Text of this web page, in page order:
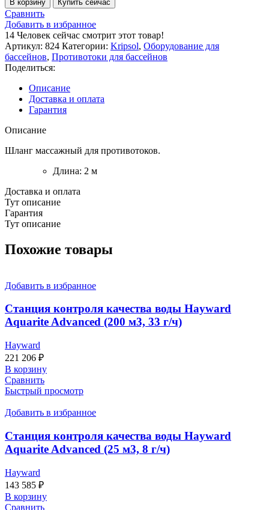
В корзину Купить сейчас
Сравнить
Добавить в избранное
14 Человек сейчас смотрит этот товар!
Артикул: 824 Категории: Kripsol, Оборудование для
бассейнов, Противотоки для бассейнов
Поделиться:
Описание
Доставка и оплата
Гарантия
Описание
Шланг массажный для противотоков.
Длина: 2 м
Доставка и оплата
Тут описание
Гарантия
Тут описание
Похожие товары
Добавить в избранное
Станция контроля качества воды Hayward
Aquarite Advanced (200 м3, 33 г/ч)
Hayward
221 206 ₽
В корзину
Сравнить
Быстрый просмотр
Добавить в избранное
Станция контроля качества воды Hayward
Aquarite Advanced (25 м3, 8 г/ч)
Hayward
143 585 ₽
В корзину
Сравнить